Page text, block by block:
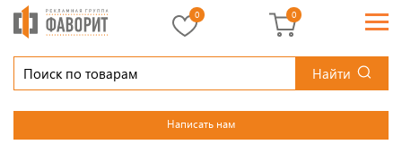
Найти
Написать нам
0 0